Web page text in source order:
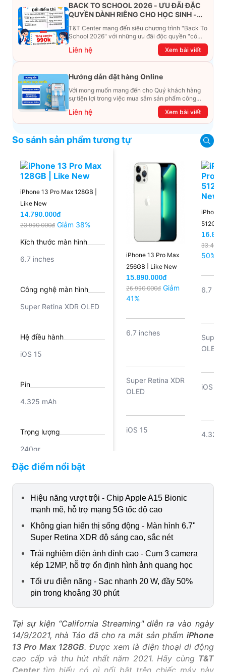
BACK TO SCHOOL 2026 - ƯU ĐÃI ĐẶC
QUYỀN DÀNH RIÊNG CHO HỌC SINH -
T&T Center mang đến siêu chương trình "Back To
School 2026" với những ưu đãi độc quyền "có
một không hai". Đừng để chiếc ví phải "ét-ô-ét",
cùng khám phá ngay ưu đãi siêu khủng dưới đây
nhé!
Liên hệ Xem bài viết
Hướng dẫn đặt hàng Online
Với mong muốn mang đến cho Quý khách hàng
sự tiện lợi trong việc mua sắm sản phẩm công
nghệ từ xa. Trong bài viết này, T&T Center sẽ
hướng dẫn chi tiết cách mua hàng trực tuyến qua
các kênh online Website, Zalo, Messenger và
dễ dàng và nhanh chóng nhất. Cùng xem ngay
Liên hệ Xem bài viết
So sánh sản phẩm tương tự
iPhone 13 Pro Max 128GB |
Like New
14.790.000đ
23.990.000đ Giảm 38%
Kích thước màn hình
6.7 inches
Công nghệ màn hình
Super Retina XDR OLED
Hệ điều hành
iOS 15
Pin
4.325 mAh
Trọng lượng
240gr
iPhone 13 Pro Max
256GB | Like New
15.890.000đ
26.990.000đ Giảm
41%
6.7 inches
Super Retina XDR
OLED
iOS 15
240gr
iPhone
512GB
50%
6.7
Super
OLED
iOS 15
4.325
240gr
Đặc điểm nổi bật
Hiệu năng vượt trội - Chip Apple A15 Bionic
mạnh mẽ, hỗ trợ mạng 5G tốc độ cao
Không gian hiển thị sống động - Màn hình 6.7"
Super Retina XDR độ sáng cao, sắc nét
Trải nghiệm điện ảnh đỉnh cao - Cụm 3 camera
kép 12MP, hỗ trợ ổn định hình ảnh quang học
Tối ưu điện năng - Sạc nhanh 20 W, đầy 50%
pin trong khoảng 30 phút
Tại sự kiện “California Streaming" diễn ra vào ngày
14/9/2021, nhà Táo đã cho ra mắt sản phẩm iPhone
13 Pro Max 128GB. Được xem là điện thoại di động
cao cấp và thu hút nhất năm 2021. Hãy cùng T&T